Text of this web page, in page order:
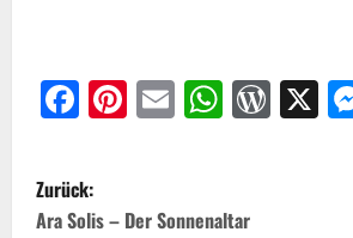
Facebook
Pinterest
Email X
B
e
Zurück:
Ara Solis – Der Sonnenaltar